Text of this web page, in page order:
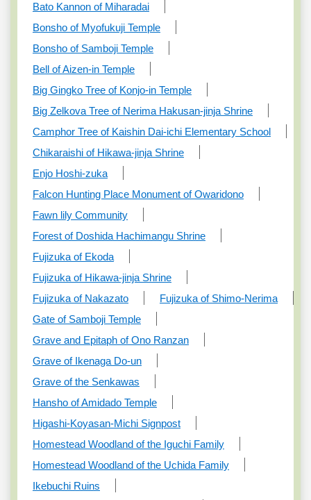
Bato Kannon of Miharadai
Bonsho of Myofukuji Temple
Bonsho of Samboji Temple
Bell of Aizen-in Temple
Big Gingko Tree of Konjo-in Temple
Big Zelkova Tree of Nerima Hakusan-jinja Shrine
Camphor Tree of Kaishin Dai-ichi Elementary School
Chikaraishi of Hikawa-jinja Shrine
Enjo Hoshi-zuka
Falcon Hunting Place Monument of Owaridono
Fawn lily Community
Forest of Doshida Hachimangu Shrine
Fujizuka of Ekoda
Fujizuka of Hikawa-jinja Shrine
Fujizuka of Nakazato
Fujizuka of Shimo-Nerima
Gate of Samboji Temple
Grave and Epitaph of Ono Ranzan
Grave of Ikenaga Do-un
Grave of the Senkawas
Hansho of Amidado Temple
Higashi-Koyasan-Michi Signpost
Homestead Woodland of the Iguchi Family
Homestead Woodland of the Uchida Family
Ikebuchi Ruins